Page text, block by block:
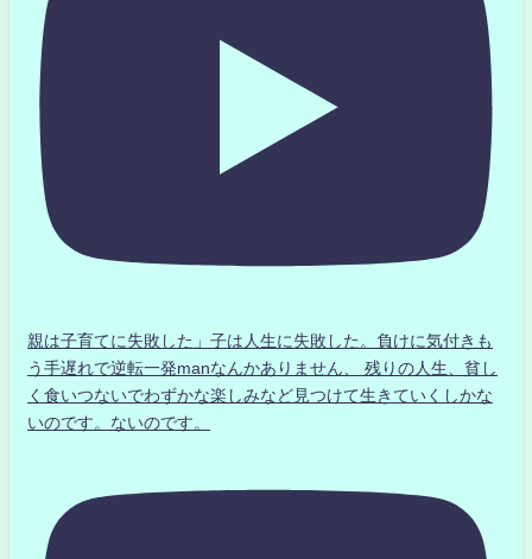
親は子育てに失敗した」子は人生に失敗した。負けに気付きも
う手遅れで逆転一発manなんかありません、 残りの人生、貧し
く食いつないでわずかな楽しみなど見つけて生きていくしかな
いのです。ないのです。